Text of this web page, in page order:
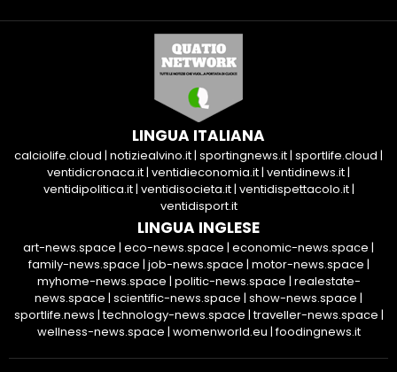
LINGUA ITALIANA
calciolife.cloud | notiziealvino.it| sportingnews.it| sportlife.cloud |
ventidicronaca.it| ventidieconomia.it| ventidinews.it|
ventidipolitica.it| ventidisocieta.it| ventidispettacolo.it|
ventidisport.it
LINGUA INGLESE
art-news.space | eco-news.space | economic-news.space |
family-news.space | job-news.space | motor-news.space |
myhome-news.space | politic-news.space | realestate-
news.space | scientific-news.space | show-news.space |
sportlife.news |technology-news.space |traveller-news.space |
wellness-news.space | womenworld.eu |foodingnews.it